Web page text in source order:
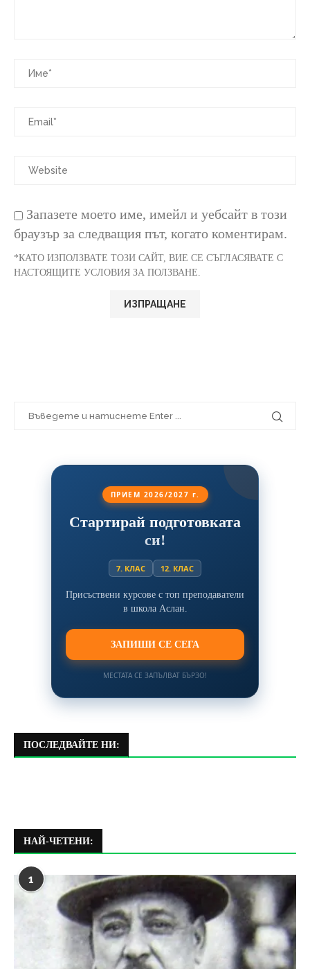
Запазете моето име, имейл и уебсайт в този
браузър за следващия път, когато коментирам.
*КАТО ИЗПОЛЗВАТЕ ТОЗИ САЙТ, ВИЕ СЕ СЪГЛАСЯВАТЕ С
НАСТОЯЩИТЕ УСЛОВИЯ ЗА ПОЛЗВАНЕ.
ПРИЕМ 2026/2027 г.
Стартирай подготовката
си!
7. КЛАС 12. КЛАС
Присъствени курсове с топ преподаватели
в школа Аслан.
ЗАПИШИ СЕ СЕГА
МЕСТАТА СЕ ЗАПЪЛВАТ БЪРЗО!
ПОСЛЕДВАЙТЕ НИ:
НАЙ-ЧЕТЕНИ:
1